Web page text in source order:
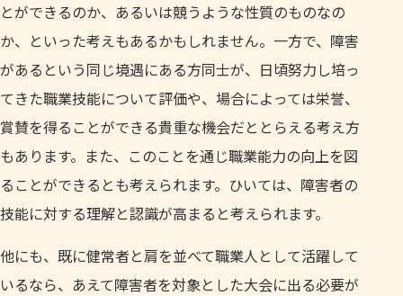
とができるのか、あるいは競うような性質のものなの
か、といった考えもあるかもしれません。一方で、障害
があるという同じ境遇にある方同士が、日頃努力し培っ
てきた職業技能について評価や、場合によっては栄誉、
賞賛を得ることができる貴重な機会だととらえる考え方
もあります。また、このことを通じ職業能力の向上を図
ることができるとも考えられます。ひいては、障害者の
技能に対する理解と認識が高まると考えられます。
他にも、既に健常者と肩を並べて職業人として活躍して
いるなら、あえて障害者を対象とした大会に出る必要が